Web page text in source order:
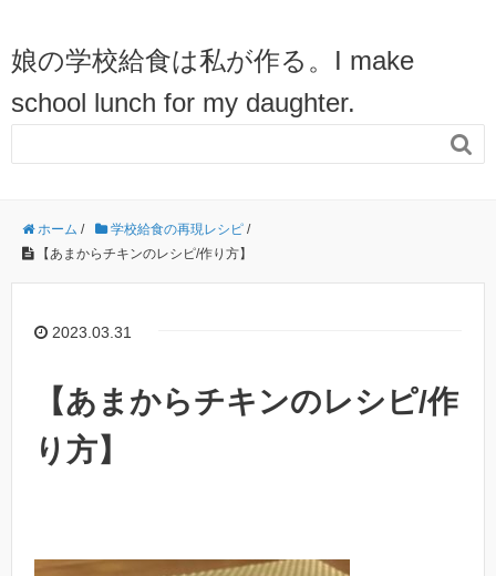
娘の学校給食は私が作る。I make
school lunch for my daughter.

ホーム / 学校給食の再現レシピ /
【あまからチキンのレシピ/作り方】
2023.03.31
【あまからチキンのレシピ/作
り方】